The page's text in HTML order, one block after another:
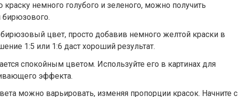
немного голубого и зеленого, можно получить
бирюзового.
цвет, просто добавив немного желтой краски в
1:5 или 1:6 даст хороший результат.
спокойным цветом. Используйте его в картинах для
эффекта.
можно варьировать, изменяя пропорции красок. Начните с